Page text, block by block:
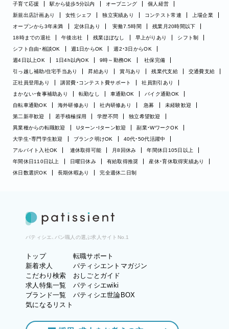
子育て応援 駅から徒歩5分以内 オープニング
個人経営
新規出店計画あり
女性シェフ 独立実績あり コンテスト常連
上場企業
オープンから3年未満
定休日あり 実働7.5時間
残業月20時間以下
18時までの退社
午後出社 残業ほぼなし 早上がりあり
シフト制
シフト自由・相談OK
週1日からOK
週2・3日からOK
週4日以上OK
1日4h以内OK 9時～勤務OK
社保完備
引っ越し補助/住宅手当あり
昇給あり 賞与あり 残業代支給
交通費支給
正社員登用あり
講習費・コンテスト費サポート
社員割引あり
まかない・食事補助あり
転勤なし 車通勤OK
バイク通勤OK
自転車通勤OK
海外研修あり 社内研修あり 急募
未経験歓迎
第二新卒歓迎
若手積極採用 学歴不問
独立希望歓迎
異業種からの転職歓迎
Uターン・Iターン歓迎
副業・WワークOK
大学生・専門学生歓迎
ブランク明けOK
40代・50代活躍中
アルバイト入社OK
連休取得可能 月8回休み
年間休日105日以上
年間休日110日以上
日曜日休み 有給取得推奨
産休・育休取得実績あり
休日数選択OK
長期休暇あり 完全週休二日制
パティシエ、パン職人の選ぶ求人サイトNo.1
トップ
新着求人
こだわり検索
求人特集一覧
ブランド一覧
気になるリスト
転職サポート
パティシエントマガジン
おしごとガイド
パティシエwiki
パティシエ世論BOX